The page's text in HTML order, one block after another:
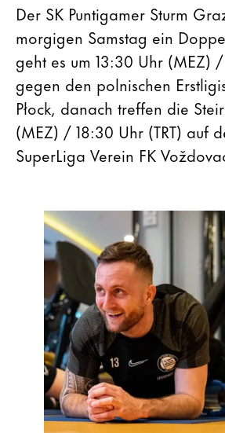
Der SK Puntigamer Sturm
morgigen Samstag ein
geht es um 13:30 Uhr (MEZ) /
gegen den polnischen
Płock, danach treffen die
(MEZ) / 18:30 Uhr (TRT) auf
SuperLiga Verein FK